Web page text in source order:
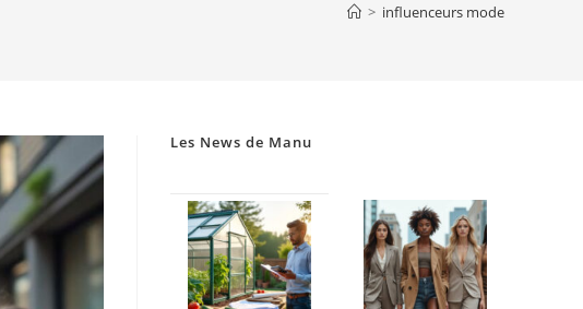
> influenceurs mode
Les News de Manu